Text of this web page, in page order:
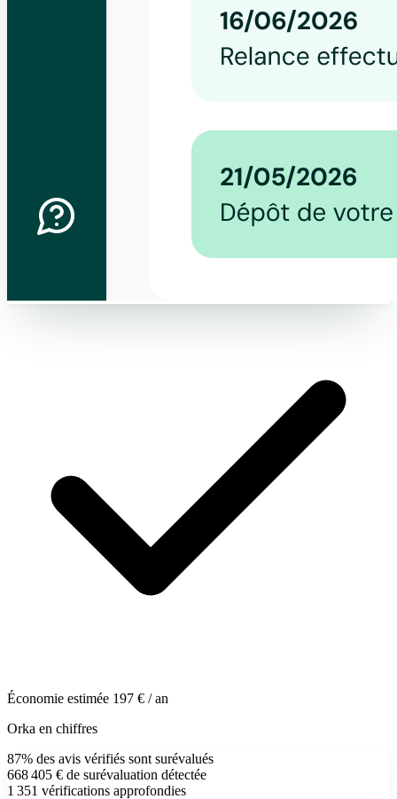
Économie estimée 197 € / an
Orka en chiffres
87% des avis vérifiés sont surévalués
668 405 € de surévaluation détectée
1 351 vérifications approfondies